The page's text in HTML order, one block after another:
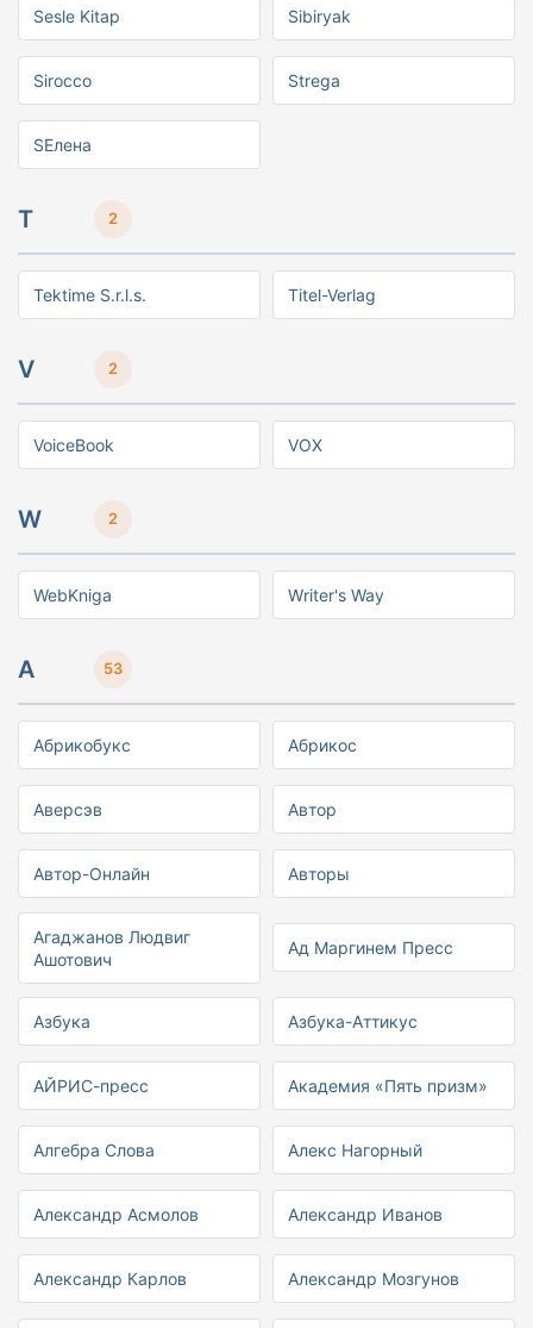
Sesle Kitap Sibiryak
Sirocco Strega
SЕлена
T 2
Tektime S.r.l.s. Titel-Verlag
V 2
VoiceBook VOX
W 2
WebKniga Writer's Way
А 53
Абрикобукс Абрикос
Аверсэв Автор
Автор-Онлайн Авторы
Агаджанов Людвиг
Ашотович
Ад Маргинем Пресс
Азбука Азбука-Аттикус
АЙРИС-пресс Академия «Пять призм»
Алгебра Слова Алекс Нагорный
Александр Асмолов Александр Иванов
Александр Карлов Александр Мозгунов